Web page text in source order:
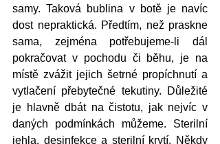
samy. Taková bublina v botě je navíc
dost nepraktická. Předtím, než praskne
sama, zejména potřebujeme-li dál
pokračovat v pochodu či běhu, je na
místě zvážit jejich šetrné propíchnutí a
vytlačení přebytečné tekutiny. Důležité
je hlavně dbát na čistotu, jak nejvíc v
daných podmínkách můžeme. Sterilní
jehla, desinfekce a sterilní krytí. Někdy